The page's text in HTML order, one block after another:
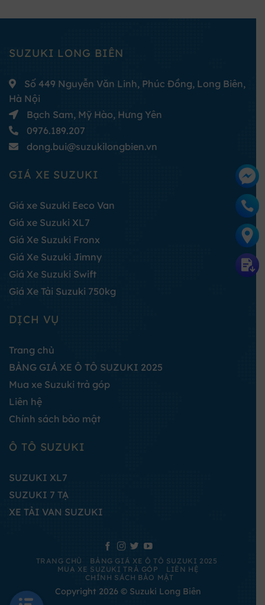
SUZUKI LONG BIÊN
Số 449 Nguyễn Văn Linh, Phúc Đồng, Long Biên,
Hà Nội
Bạch Sam, Mỹ Hào, Hưng Yên
0976.189.207
dong.bui@suzukilongbien.vn
GIÁ XE SUZUKI
Giá xe Suzuki Eeco Van
Giá xe Suzuki XL7
Giá Xe Suzuki Fronx
Giá Xe Suzuki Jimny
Giá Xe Suzuki Swift
Giá Xe Tải Suzuki 750kg
DỊCH VỤ
Trang chủ
BẢNG GIÁ XE Ô TÔ SUZUKI 2025
Mua xe Suzuki trả góp
Liên hệ
Chính sách bảo mật
Ô TÔ SUZUKI
SUZUKI XL7
SUZUKI 7 TẠ
XE TẢI VAN SUZUKI
TRANG CHỦ
BẢNG GIÁ XE Ô TÔ SUZUKI 2025
MUA XE SUZUKI TRẢ GÓP
LIÊN HỆ
CHÍNH SÁCH BẢO MẬT
Copyright 2026 © Suzuki Long Biên